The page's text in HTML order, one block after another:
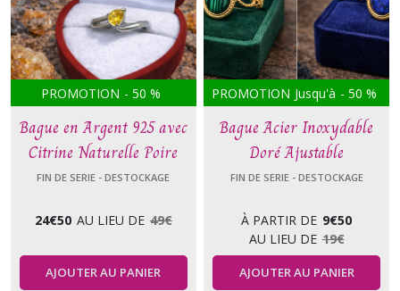
PROMOTION - 50 %
Bague en Argent 925 avec
Citrine Naturelle Poire
FIN DE SERIE - DESTOCKAGE
24€50 AU LIEU DE 49€
AJOUTER AU PANIER
PROMOTION Jusqu'à - 50 %
Bague Acier Inoxydable
Doré Ajustable
FIN DE SERIE - DESTOCKAGE
À PARTIR DE 9€50
AU LIEU DE 19€
AJOUTER AU PANIER